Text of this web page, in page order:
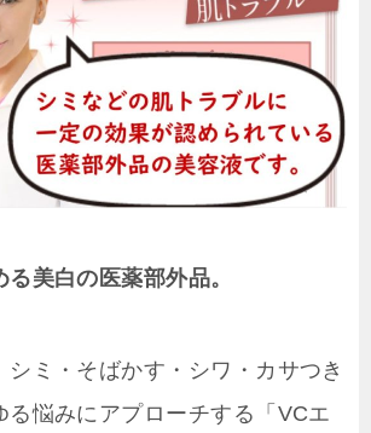
美白の医薬部外品。
シミ・そばかす・シワ・カサつき
る悩みにアプローチする「VCエ